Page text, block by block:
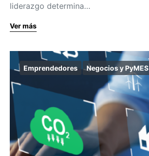
liderazgo determina…
Ver más
Emprendedores Negocios y PyMES